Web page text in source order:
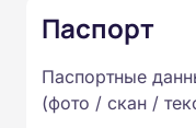
Паспорт
Паспортные
(фото / скан /